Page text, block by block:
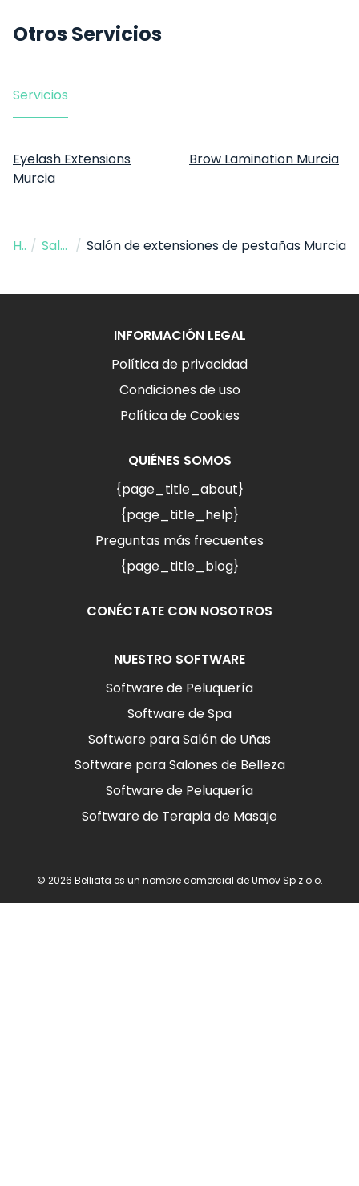
Otros Servicios
Servicios
Eyelash Extensions
Murcia
Brow Lamination Murcia
Hogar / Salón de extensiones de pestañas / Salón de extensiones de pestañas Murcia
INFORMACIÓN LEGAL
Política de privacidad
Condiciones de uso
Política de Cookies
QUIÉNES SOMOS
{page_title_about}
{page_title_help}
Preguntas más frecuentes
{page_title_blog}
CONÉCTATE CON NOSOTROS
NUESTRO SOFTWARE
Software de Peluquería
Software de Spa
Software para Salón de Uñas
Software para Salones de Belleza
Software de Peluquería
Software de Terapia de Masaje
© 2026 Belliata es un nombre comercial de Umov Sp z o.o.